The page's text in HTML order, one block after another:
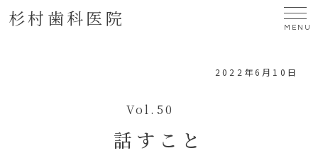
MENU
杉村歯科医院
2022年6月10日
Vol.50
話すこと